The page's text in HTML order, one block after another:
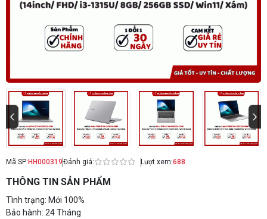
Mã SP: HH000319Đánh giá: Lượt xem:688
THÔNG TIN SẢN PHẨM
Tình trạng: Mới 100%
Bảo hành: 24 Tháng